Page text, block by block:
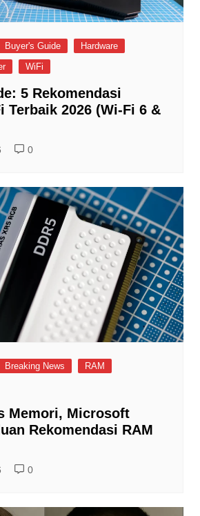
Buyer's Guide
Hardware
WiFi
5 Rekomendasi
Terbaik 2026 (Wi-Fi 6 &
0
Breaking News
RAM
Memori, Microsoft
Rekomendasi RAM
0